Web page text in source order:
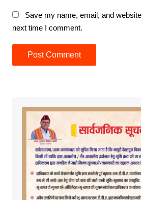
Save my name, email, and
next time I comment.